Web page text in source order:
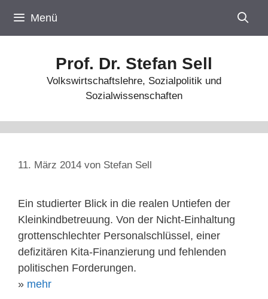
Inhalt
springen
Menü
Prof. Dr. Stefan Sell
Volkswirtschaftslehre, Sozialpolitik und
Sozialwissenschaften
11. März 2014 von Stefan Sell
Ein studierter Blick in die realen Untiefen der
Kleinkindbetreuung. Von der Nicht-Einhaltung
grottenschlechter Personalschlüssel, einer
defizitären Kita-Finanzierung und fehlenden
politischen Forderungen.
» mehr